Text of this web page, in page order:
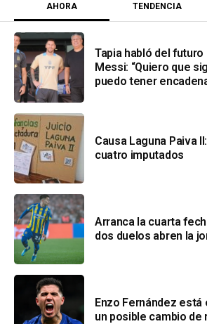
AHORA TENDENCIA
Tapia habló del futuro
Messi: “Quiero que
puedo tener
Causa Laguna Paiva
cuatro imputados
Arranca la cuarta
dos duelos abren la
Enzo Fernández
un posible cambio de